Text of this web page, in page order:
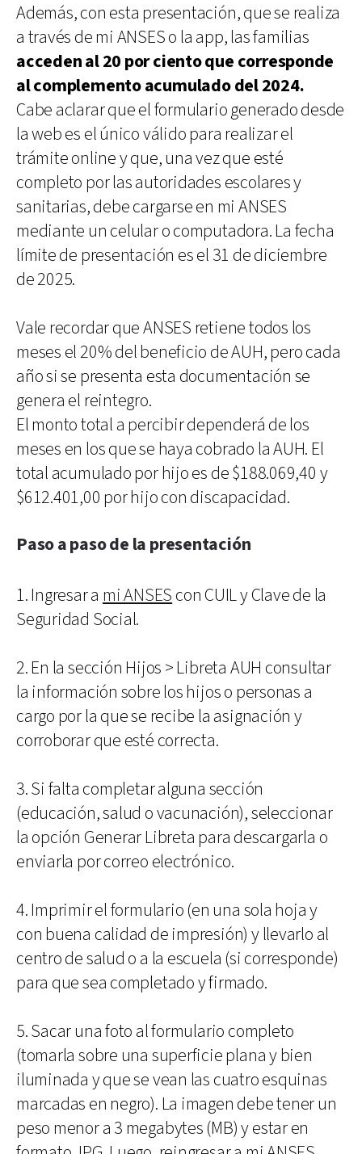
Además, con esta presentación, que se realiza
a través de mi ANSES o la app, las familias
acceden al 20 por ciento que corresponde
al complemento acumulado del 2024.
Cabe aclarar que el formulario generado desde
la web es el único válido para realizar el
trámite online y que, una vez que esté
completo por las autoridades escolares y
sanitarias, debe cargarse en mi ANSES
mediante un celular o computadora. La fecha
límite de presentación es el 31 de diciembre
de 2025.
Vale recordar que ANSES retiene todos los
meses el 20% del beneficio de AUH, pero cada
año si se presenta esta documentación se
genera el reintegro.
El monto total a percibir dependerá de los
meses en los que se haya cobrado la AUH. El
total acumulado por hijo es de $188.069,40 y
$612.401,00 por hijo con discapacidad.
Paso a paso de la presentación
1. Ingresar a mi ANSES con CUIL y Clave de la
Seguridad Social.
2. En la sección Hijos > Libreta AUH consultar
la información sobre los hijos o personas a
cargo por la que se recibe la asignación y
corroborar que esté correcta.
3. Si falta completar alguna sección
(educación, salud o vacunación), seleccionar
la opción Generar Libreta para descargarla o
enviarla por correo electrónico.
4. Imprimir el formulario (en una sola hoja y
con buena calidad de impresión) y llevarlo al
centro de salud o a la escuela (si corresponde)
para que sea completado y firmado.
5. Sacar una foto al formulario completo
(tomarla sobre una superficie plana y bien
iluminada y que se vean las cuatro esquinas
marcadas en negro). La imagen debe tener un
peso menor a 3 megabytes (MB) y estar en